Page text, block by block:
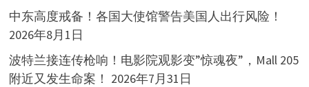
中东高度戒备！各国大使馆警告美国人出行风险！
2026年8月1日
波特兰接连传枪响！电影院观影变”惊魂夜”，Mall 205
附近又发生命案！ 2026年7月31日